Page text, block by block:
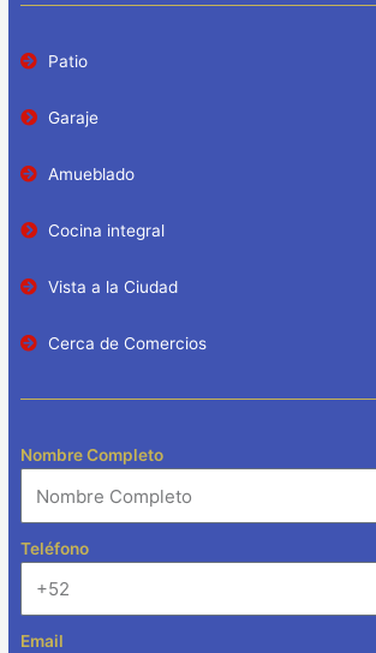
Patio
Garaje
Amueblado
Cocina integral
Vista a la Ciudad
Cerca de Comercios
Nombre Completo
Teléfono
Email